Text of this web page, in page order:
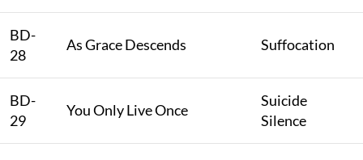
BD-
28
As Grace Descends Suffocation
BD-
29
You Only Live Once
Suicide
Silence